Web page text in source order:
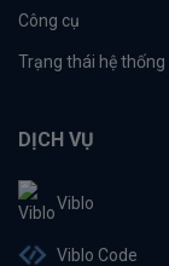
Công cụ
Trạng thái hệ thống
DỊCH VỤ
Viblo
Viblo Code